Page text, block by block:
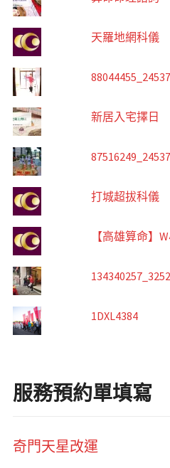
天羅地網科儀
新居入宅擇日
打城超拔科儀
【高雄算命】
1DXL4384
服務預約單填寫
奇門天星改運